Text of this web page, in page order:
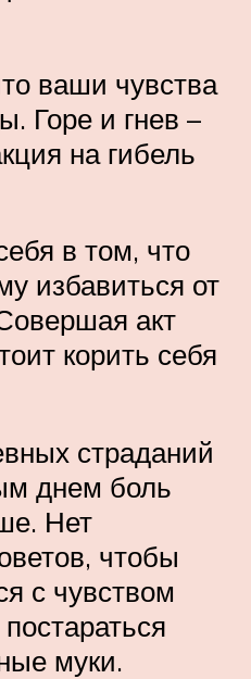
ваши чувства
Горе и гнев –
на гибель
в том, что
избавиться от
акт
корить себя
страданий
днем боль
Нет
чтобы
с чувством
муки.